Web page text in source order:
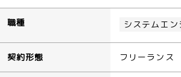
職種 システムエン
契約形態 フリーランス